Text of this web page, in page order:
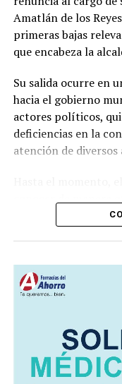
veracruzanas
Amatlán de los
primeras bajas
que encabeza la
Su salida ocurre en
hacia el gobierno
actores políticos,
deficiencias en la
atención de
informado quién
Se espera que en
municipal emita
funcionario y